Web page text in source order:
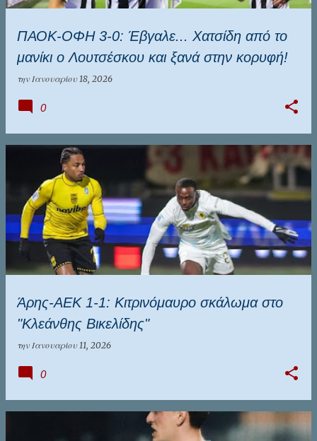
ΠΑΟΚ-ΟΦΗ 3-0: Έβγαλε... Χατσίδη από το
μανίκι ο Λουτσέσκου και ξανά στην κορυφή!
την Ιανουαρίου 18, 2026
0
Άρης-ΑΕΚ 1-1: Κιτρινόμαυρο σκάλωμα στο
"Κλεάνθης Βικελίδης"
την Ιανουαρίου 11, 2026
0